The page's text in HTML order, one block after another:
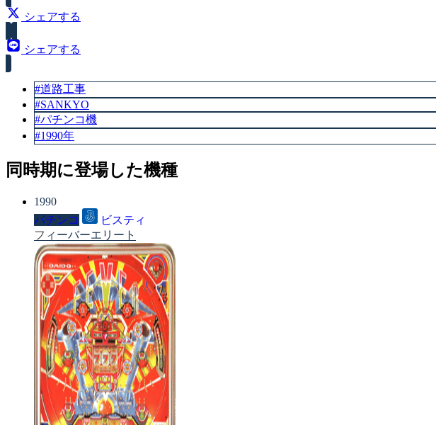
シェアする
シェアする
#道路工事
#SANKYO
#パチンコ機
#1990年
同時期に登場した機種
1990
パチンコ
ビスティ
フィーバーエリート